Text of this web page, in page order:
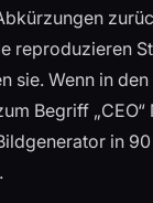
reproduzieren
sie. Wenn in
Begriff „CEO“
in